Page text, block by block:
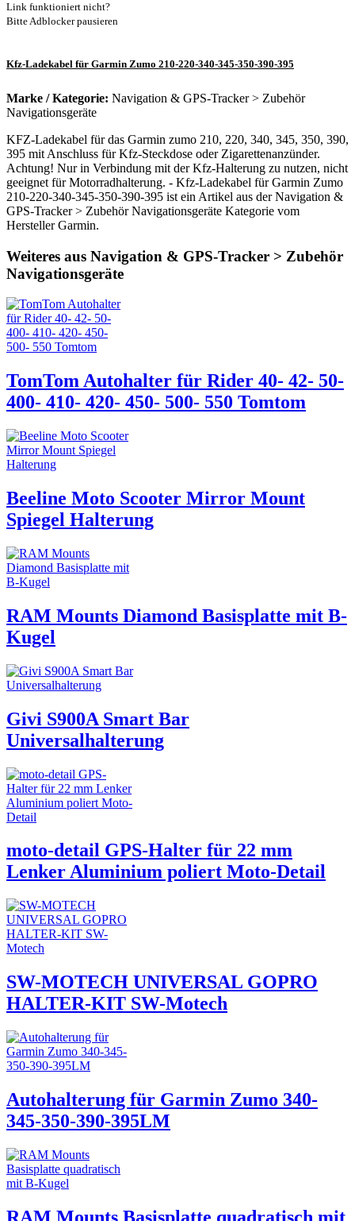
Link funktioniert nicht?
Bitte Adblocker pausieren
Kfz-Ladekabel für Garmin Zumo 210-220-340-345-350-390-395
Marke / Kategorie: Navigation & GPS-Tracker > Zubehör
Navigationsgeräte
KFZ-Ladekabel für das Garmin zumo 210, 220, 340, 345, 350, 390,
395 mit Anschluss für Kfz-Steckdose oder Zigarettenanzünder.
Achtung! Nur in Verbindung mit der Kfz-Halterung zu nutzen, nicht
geeignet für Motorradhalterung. - Kfz-Ladekabel für Garmin Zumo
210-220-340-345-350-390-395 ist ein Artikel aus der Navigation &
GPS-Tracker > Zubehör Navigationsgeräte Kategorie vom
Hersteller Garmin.
Weiteres aus Navigation & GPS-Tracker > Zubehör
Navigationsgeräte
TomTom Autohalter für Rider 40- 42- 50-
400- 410- 420- 450- 500- 550 Tomtom
Beeline Moto Scooter Mirror Mount
Spiegel Halterung
RAM Mounts Diamond Basisplatte mit B-
Kugel
Givi S900A Smart Bar
Universalhalterung
moto-detail GPS-Halter für 22 mm
Lenker Aluminium poliert Moto-Detail
SW-MOTECH UNIVERSAL GOPRO
HALTER-KIT SW-Motech
Autohalterung für Garmin Zumo 340-
345-350-390-395LM